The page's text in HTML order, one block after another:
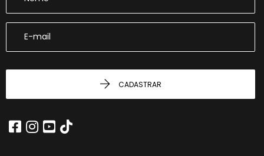
CADASTRAR